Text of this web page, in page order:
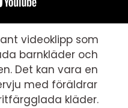
videoklipp som
barnkläder och
Det kan vara en
med föräldrar
kläder.